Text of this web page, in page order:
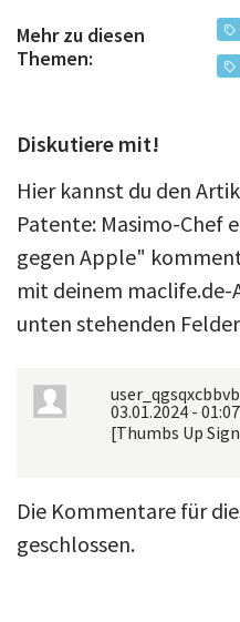
Mehr zu diesen
Themen:
Diskutiere mit!
Hier kannst du den
Patente: Masimo-Chef
gegen Apple"
mit deinem
unten stehenden
03.01.2024 -
[Thumbs Up
Die Kommentare für
geschlossen.